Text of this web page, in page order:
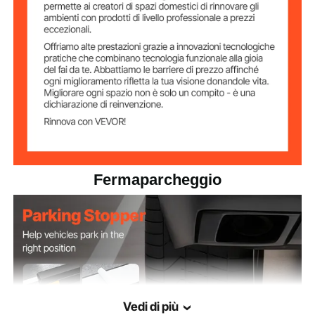
prodotto
95 x 45 mm
Fermaparcheggio
Vedi di più